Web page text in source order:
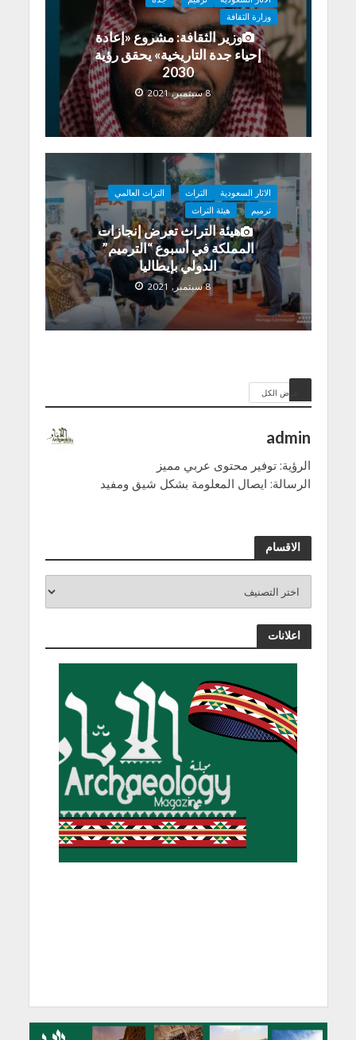
وزارة الثقافة
وزير الثقافة: مشروع «إعادة
إحياء جدة التاريخية» يحقق رؤية
2030
8 سبتمبر, 2021
الاثار السعودية التراث
التراث العالمي
ترميم
هيئة التراث
هيئة التراث تعرض إنجازات
المملكة في أسبوع “الترميم”
الدولي بإيطاليا
8 سبتمبر, 2021
عرض الكل
admin
الرؤية: توفير محتوى عربي مميز
الرسالة: ايصال المعلومة بشكل شيق ومفيد
الاقسام
اعلانات